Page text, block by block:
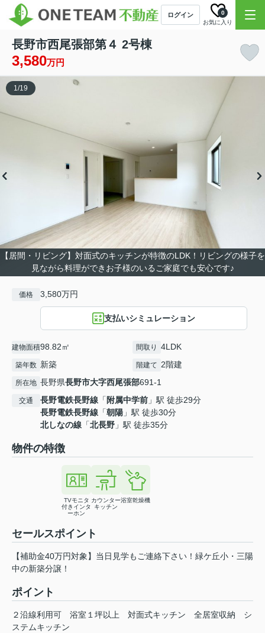
ログイン
お気に入り
0
長野市西尾張部第４ 2号棟
3,580万円
【居間・リビング】対面式のキッチンが特徴のLDK！リビングの様子を
見ながら料理ができお子様のいるご家庭でも安心です♪
1/19
価格 3,580万円
支払いシミュレーション
建物面積98.82㎡ 間取り 4LDK
築年数 新築 階建て 2階建
所在地 長野県長野市大字西尾張部691-1
交通 長野電鉄長野線 「 附属中学前 」駅 徒歩29分
長野電鉄長野線 「朝陽 」駅 徒歩30分
北しなの線 「北長野 」駅 徒歩35分
物件の特徴
TVモニタ
付きインタ
ーホン
カウンター
キッチン
浴室乾燥機
セールスポイント
【補助金40万円対象】当日見学もご連絡下さい！緑ケ丘小・三陽
中の新築分譲！
ポイント
２沿線利用可 浴室１坪以上 対面式キッチン 全居室収納
シ
ステムキッチン